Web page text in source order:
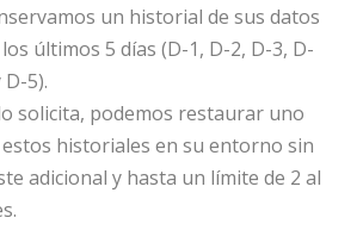
un historial de sus datos
últimos 5 días (D-1, D-2, D-3, D-
D-5).
solicita, podemos restaurar uno
historiales en su entorno sin
adicional y hasta un límite de 2 al